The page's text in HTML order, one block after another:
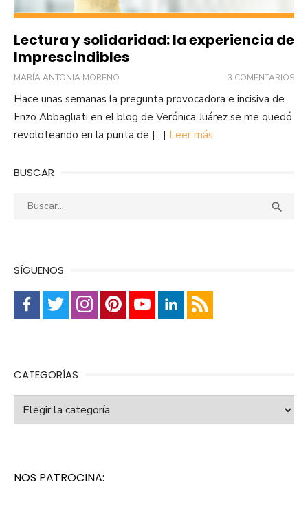
Lectura y solidaridad: la experiencia de
Imprescindibles
MARÍA ANTONIA MORENO 3 COMENTARIOS
Hace unas semanas la pregunta provocadora e incisiva de
Enzo Abbagliati en el blog de Verónica Juárez se me quedó
revoloteando en la punta de […] Leer más
BUSCAR
Buscar: 
SÍGUENOS
CATEGORÍAS
Categorías
NOS PATROCINA: